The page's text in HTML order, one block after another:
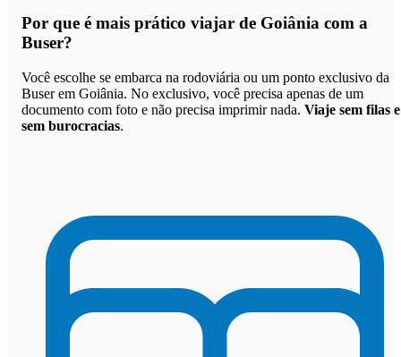
Por que é mais prático viajar de Goiânia com a
Buser?
Você escolhe se embarca na rodoviária ou um ponto exclusivo da
Buser em Goiânia. No exclusivo, você precisa apenas de um
documento com foto e não precisa imprimir nada. Viaje sem filas e
sem burocracias.